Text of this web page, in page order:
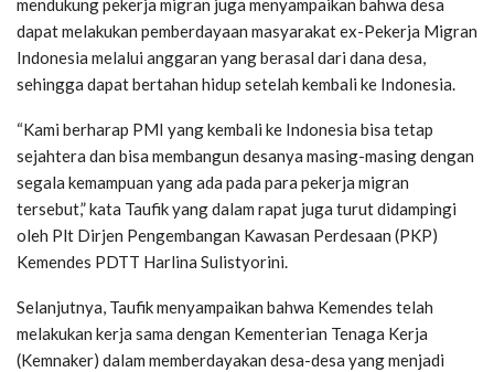
mendukung pekerja migran juga menyampaikan bahwa desa
dapat melakukan pemberdayaan masyarakat ex-Pekerja Migran
Indonesia melalui anggaran yang berasal dari dana desa,
sehingga dapat bertahan hidup setelah kembali ke Indonesia.
“Kami berharap PMI yang kembali ke Indonesia bisa tetap
sejahtera dan bisa membangun desanya masing-masing dengan
segala kemampuan yang ada pada para pekerja migran
tersebut,” kata Taufik yang dalam rapat juga turut didampingi
oleh Plt Dirjen Pengembangan Kawasan Perdesaan (PKP)
Kemendes PDTT Harlina Sulistyorini.
Selanjutnya, Taufik menyampaikan bahwa Kemendes telah
melakukan kerja sama dengan Kementerian Tenaga Kerja
(Kemnaker) dalam memberdayakan desa-desa yang menjadi